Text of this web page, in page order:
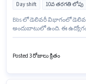
Day shift 10వ తరగతి లోపు
Bbs లో డెలివరీ విభాగంలో
అందుబాటులో ఉంది. ఈ ఉద్యోగం
ఉంటుంది.
Posted 3 రోజులు క్రితం